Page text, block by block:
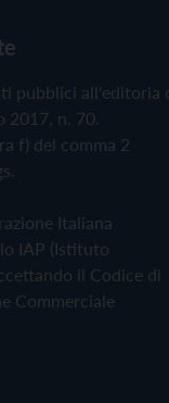
pubblici all'editoria
2017, n. 70.
f) del comma 2
Italiana
IAP (Istituto
il Codice di
Commerciale